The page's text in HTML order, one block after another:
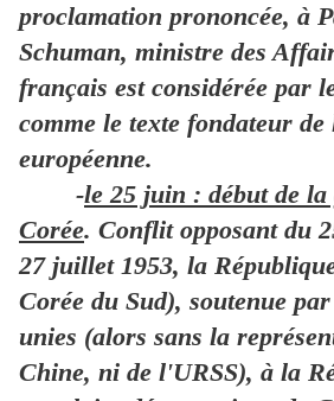
proclamation prononcée, à
Schuman, ministre des
français est considérée par
comme le texte fondateur
européenne.
-le 25 juin : début de la
Corée. Conflit opposant du
27 juillet 1953, la
Corée du Sud), soutenue
unies (alors sans la
Chine, ni de l'URSS), à la